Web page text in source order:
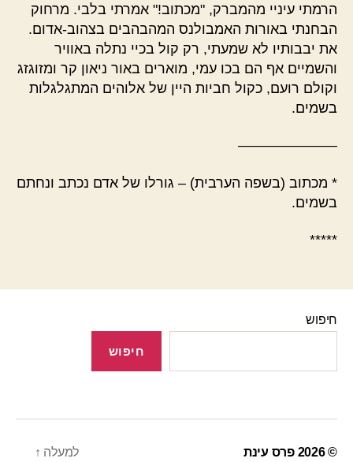
הרמתי עיניי מהמברק, "מכתוב!" אמרתי בלבי. מרחוק
הבחנתי באורות האמבולנס המהבהבים בצהוב-אדום.
את יבבותיו לא שמעתי, רק קול בכיי נתלה באוויר
והשמיים אף הם בכו עמי, מוארים באור ניאון קר ומזוגזג
וקולם רועם, כקול חביות היין של אלוהים המתגלגלות
בשמים.
———————
* מכתוב (בשפה הערבית) – גורלו של אדם נכתב ונחתם
בשמים.
*****
חיפוש
חיפוש
© 2026 פרס עינת למעלה ↑